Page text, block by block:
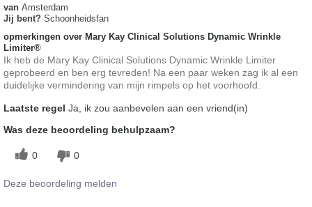
van Amsterdam
Jij bent? Schoonheidsfan
opmerkingen over Mary Kay Clinical Solutions Dynamic Wrinkle
Limiter®
Ik heb de Mary Kay Clinical Solutions Dynamic Wrinkle Limiter
geprobeerd en ben erg tevreden! Na een paar weken zag ik al een
duidelijke vermindering van mijn rimpels op het voorhoofd.
Laatste regel Ja, ik zou aanbevelen aan een vriend(in)
Was deze beoordeling behulpzaam?
0 0
Deze beoordeling melden